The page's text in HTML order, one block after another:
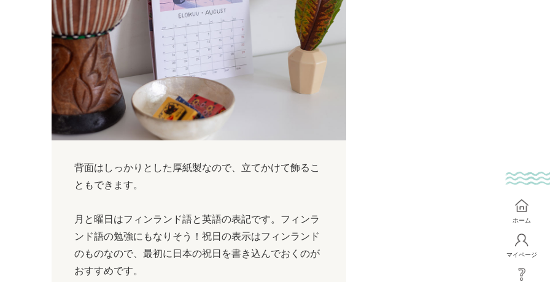
ホーム
マイページ
背面はしっかりとした厚紙製なので、立てかけて飾るこ
ともできます。
月と曜日はフィンランド語と英語の表記です。フィンラ
ンド語の勉強にもなりそう！祝日の表示はフィンランド
のものなので、最初に日本の祝日を書き込んでおくのが
おすすめです。